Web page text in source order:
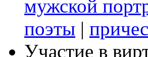
мужской
поэты |
Участие в